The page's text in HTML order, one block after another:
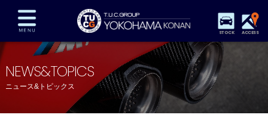
STOCK ACCESS
在庫車両情報 保証&サービス パーツリスト
TUCとは？ 店舗情報 アクセスマップ
全国納車 特別作業 注文販売
NEWS&TOPICS
ニュース&トピックス